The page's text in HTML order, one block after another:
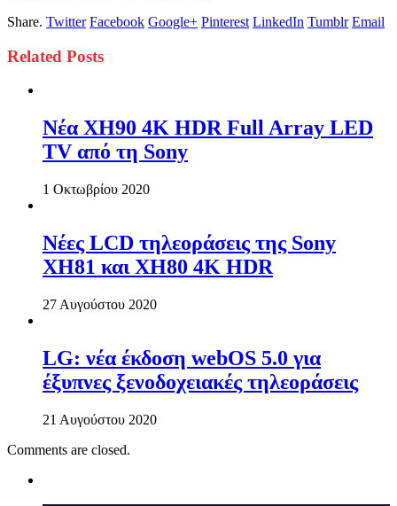
Share. Twitter Facebook Google+ Pinterest LinkedIn Tumblr Email
Related Posts
Νέα XH90 4K HDR Full Array LED
TV από τη Sony
1 Οκτωβρίου 2020
Νέες LCD τηλεοράσεις της Sony
XH81 και XH80 4K HDR
27 Αυγούστου 2020
LG: νέα έκδοση webOS 5.0 για
έξυπνες ξενοδοχειακές τηλεοράσεις
21 Αυγούστου 2020
Comments are closed.